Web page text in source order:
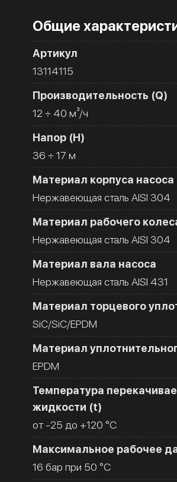
Общие
Артикул
13114115
Производительность (Q)
12 ÷ 40 м³/ч
Напор (H)
36 ÷ 17 м
Материал корпуса насоса
Нержавеющая сталь AISI 304
Материал рабочего
Нержавеющая сталь AISI 304
Материал вала насоса
Нержавеющая сталь AISI 431
Материал торцевого
SiC/SiC/EPDM
Материал
EPDM
Температура
жидкости (t)
от -25 до +120 °C
Максимальное рабочее
16 бар при 50 °C